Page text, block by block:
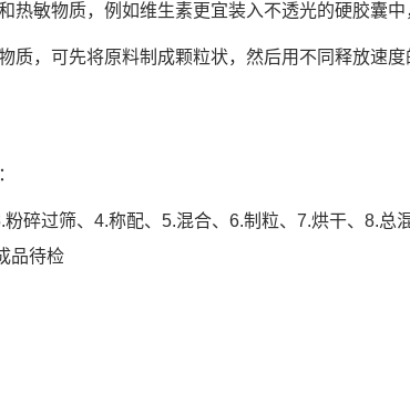
热敏物质，例如维生素更宜装入不透光的硬胶囊中
质，可先将原料制成颗粒状，然后用不同释放速
碎过筛、4.称配、5.混合、6.制粒、7.烘干、8.总
品待检